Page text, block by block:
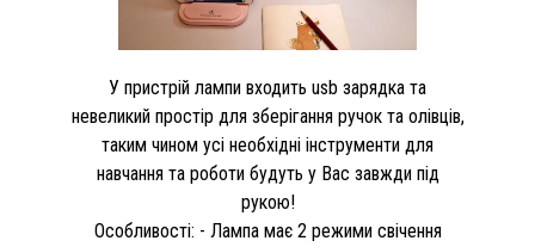
У пристрій лампи входить usb зарядка та
невеликий простір для зберігання ручок та олівців,
таким чином усі необхідні інструменти для
навчання та роботи будуть у Вас завжди під
рукою!
Особливості: - Лампа має 2 режими свічення